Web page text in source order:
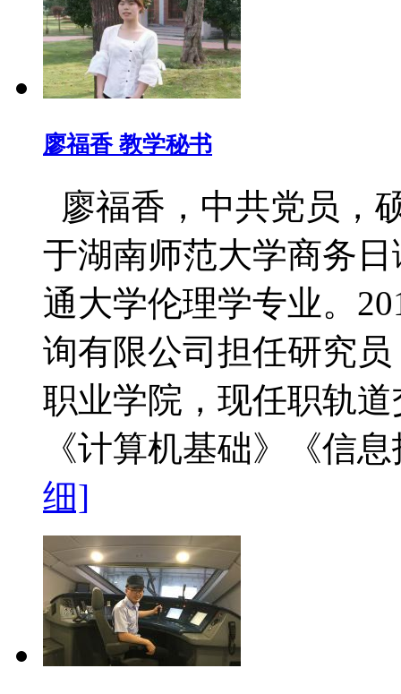
廖福香 教学秘书
廖福香，中共党员，
于湖南师范大学商务
通大学伦理学专业。
询有限公司担任研究
职业学院，现任职轨
《计算机基础》《信
细]